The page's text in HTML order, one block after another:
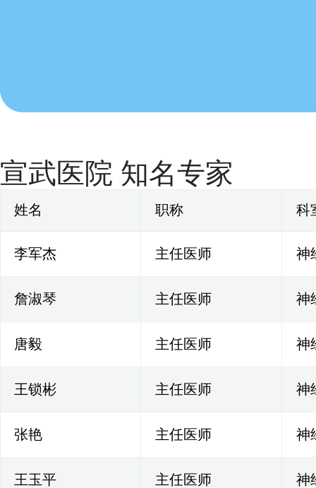
宣武医院 知名专家
姓名 职称 科
李军杰 主任医师 神
詹淑琴 主任医师 神
唐毅 主任医师 神
王锁彬 主任医师 神
张艳 主任医师 神
王玉平 主任医师 神